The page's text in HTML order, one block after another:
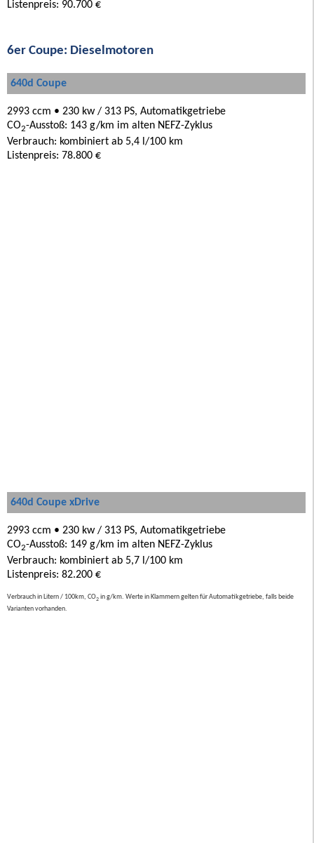
Listenpreis: 90.700 €
6er Coupe: Dieselmotoren
640d Coupe
2993 ccm • 230 kw / 313 PS, Automatikgetriebe
CO2-Ausstoß: 143 g/km im alten NEFZ-Zyklus
Verbrauch: kombiniert ab 5,4 l/100 km
Listenpreis: 78.800 €
640d Coupe xDrive
2993 ccm • 230 kw / 313 PS, Automatikgetriebe
CO2-Ausstoß: 149 g/km im alten NEFZ-Zyklus
Verbrauch: kombiniert ab 5,7 l/100 km
Listenpreis: 82.200 €
Verbrauch in Litern / 100km, CO2 in g/km. Werte in Klammern gelten für Automatikgetriebe, falls beide
Varianten vorhanden.